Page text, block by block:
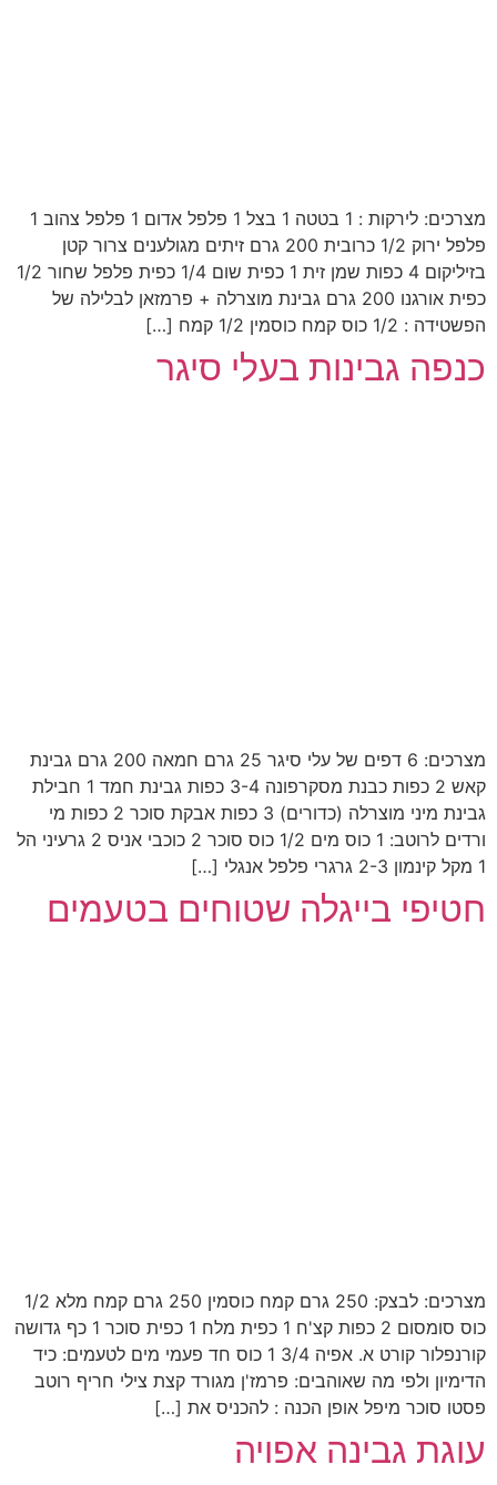
מצרכים: לירקות : 1 בטטה 1 בצל 1 פלפל אדום 1 פלפל צהוב 1
פלפל ירוק 1/2 כרובית 200 גרם זיתים מגולענים צרור קטן
בזיליקום 4 כפות שמן זית 1 כפית שום 1/4 כפית פלפל שחור 1/2
כפית אורגנו 200 גרם גבינת מוצרלה + פרמזאן לבלילה של
‏הפשטידה : 1/2 כוס קמח כוסמין 1/2 קמח […]
כנפה גבינות בעלי סיגר
מצרכים: 6 דפים של עלי סיגר 25 גרם חמאה 200 גרם גבינת
קאש 2 כפות כבנת מסקרפונה 3-4 כפות גבינת חמד 1 חבילת
גבינת מיני מוצרלה (כדורים) 3 כפות אבקת סוכר 2 כפות מי
ורדים לרוטב: 1 כוס מים 1/2 כוס סוכר 2 כוכבי אניס 2 גרעיני הל
1 מקל קינמון 2-3 גרגרי פלפל אנגלי […]
חטיפי בייגלה שטוחים בטעמים
מצרכים: לבצק: 250 גרם קמח כוסמין 250 גרם קמח מלא 1/2
כוס סומסום 2 כפות קצ'ח 1 כפית מלח 1 כפית סוכר 1 כף גדושה
קורנפלור קורט א. אפיה 3/4 1 כוס חד פעמי מים לטעמים: כיד
הדימיון ולפי מה שאוהבים: פרמז'ן מגורד קצת צילי חריף רוטב
פסטו סוכר מיפל אופן הכנה : להכניס את […]
עוגת גבינה אפויה